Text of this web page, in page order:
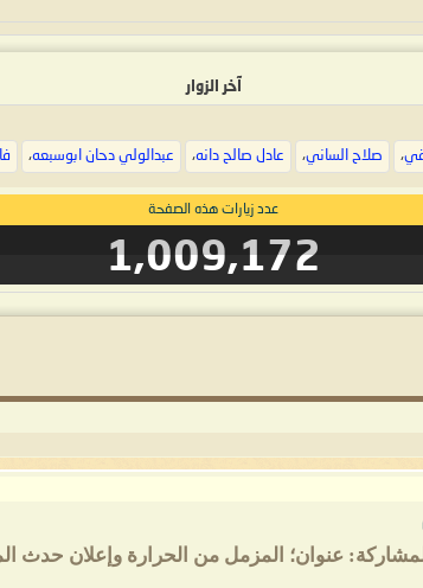
آخر الزوار
، صلاح الساني، عادل صالح دانه، عبدالولي دحان ابوسبعه،
عدد زيارات هذه الصفحة
1,009,172